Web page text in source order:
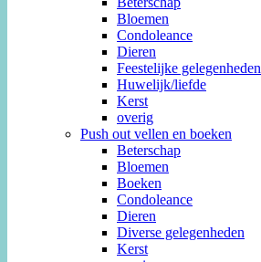
Bloemen
Condoleance
Dieren
Feestelijke gelegenheden
Huwelijk/liefde
Kerst
overig
Push out vellen en boeken
Beterschap
Bloemen
Boeken
Condoleance
Dieren
Diverse gelegenheden
Kerst